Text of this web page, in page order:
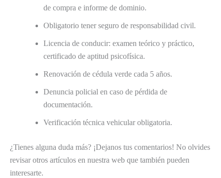
de compra e informe de dominio.
Obligatorio tener seguro de responsabilidad civil.
Licencia de conducir: examen teórico y práctico,
certificado de aptitud psicofísica.
Renovación de cédula verde cada 5 años.
Denuncia policial en caso de pérdida de
documentación.
Verificación técnica vehicular obligatoria.
¿Tienes alguna duda más? ¡Dejanos tus comentarios! No olvides
revisar otros artículos en nuestra web que también pueden
interesarte.